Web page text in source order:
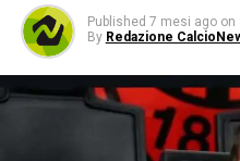
Published 7 mesi ago on
By Redazione